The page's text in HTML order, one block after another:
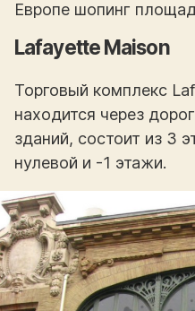
Европе шопинг
Lafayette Maison
Торговый комплекс
находится через
зданий, состоит из 3
нулевой и -1 этажи.